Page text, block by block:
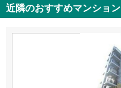
近隣のおすすめマンション